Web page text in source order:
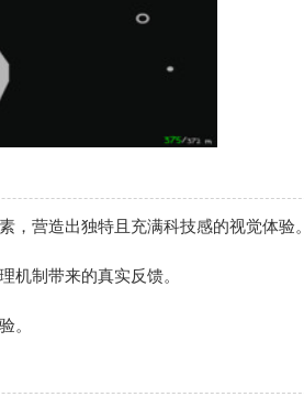
，营造出独特且充满科技感的视觉体验。
机制带来的真实反馈。
。